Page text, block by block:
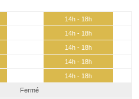
14h - 18h
14h - 18h
14h - 18h
14h - 18h
14h - 18h
Fermé